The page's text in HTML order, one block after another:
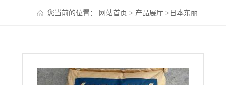
您当前的位置： 网站首页 > 产品展厅 > 日本东丽